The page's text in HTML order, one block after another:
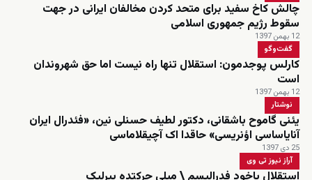
چالش کاخ سفید برای متحد کردن مخالفان ایرانی در جهت
سقوط رژیم جمهوری اسلامی
12 بهمن 1397
گفت‌و‌گو
کارلس پوجدمون: استقلال تنها راه نیست اما حق شهروندان
است
12 بهمن 1397
نوشتار
یئنی گاموح باشقانی، دکتور لطیف حسنلی نین، «فئدرال ایران
آنایاساسی اؤنریسی» حاقدا اک آچیقلاماسی
25 دی 1397
آراز نیوز تی وی